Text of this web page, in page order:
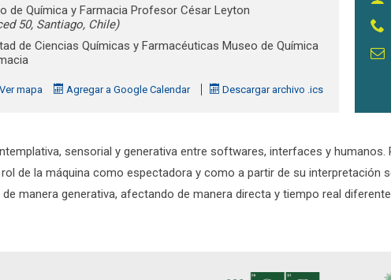
de Química y Farmacia Profesor César Leyton
50, Santiago, Chile)
de Ciencias Químicas y Farmacéuticas Museo de Química
Ver mapa Agregar a Google Calendar Descargar archivo .ics
sensorial y generativa entre softwares, interfaces y humanos.
de la máquina como espectadora y como a partir de su interpretación
manera generativa, afectando de manera directa y tiempo real